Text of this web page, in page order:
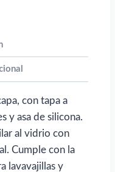
con tapa a
y asa de silicona.
al vidrio con
Cumple con la
lavavajillas y